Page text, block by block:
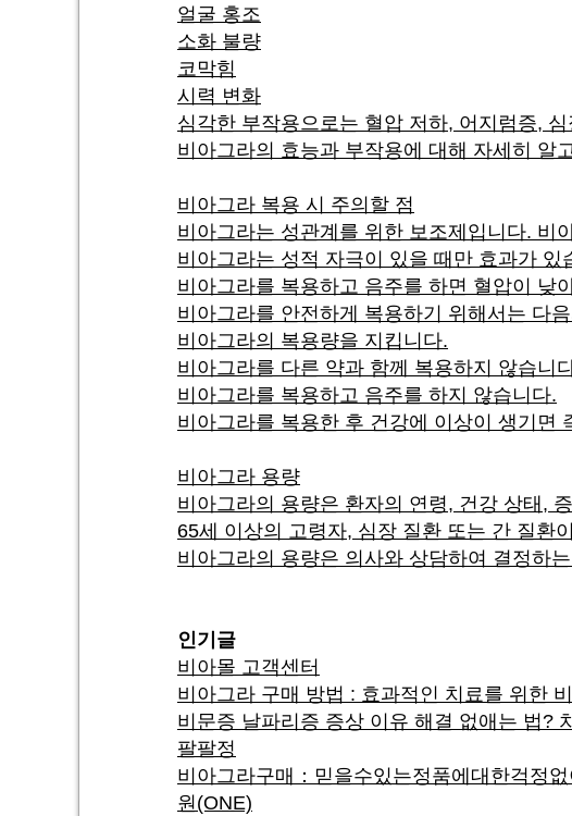
얼굴 홍조
소화 불량
코막힘
시력 변화
심각한 부작용으로는 혈압 저하, 어지럼증,
비아그라의 효능과 부작용에 대해 자세히 알
비아그라 복용 시 주의할 점
비아그라는 성관계를 위한 보조제입니다. 비
비아그라는 성적 자극이 있을 때만 효과가 있
비아그라를 복용하고 음주를 하면 혈압이 낮
비아그라를 안전하게 복용하기 위해서는 다
비아그라의 복용량을 지킵니다.
비아그라를 다른 약과 함께 복용하지 않습니
비아그라를 복용하고 음주를 하지 않습니다.
비아그라를 복용한 후 건강에 이상이 생기면
비아그라 용량
비아그라의 용량은 환자의 연령, 건강 상태,
65세 이상의 고령자, 심장 질환 또는 간 질환
비아그라의 용량은 의사와 상담하여 결정하
인기글
비아몰 고객센터
비아그라 구매 방법 : 효과적인 치료를 위한
비문증 날파리증 증상 이유 해결 없애는 법?
팔팔정
비아그라구매：믿을수있는정품에대한걱정
원(ONE)